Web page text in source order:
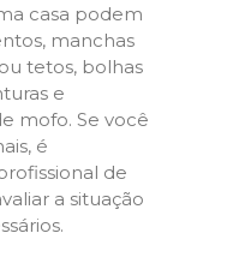
casa podem
manchas
tetos, bolhas
e
mofo. Se você
é
de
a situação